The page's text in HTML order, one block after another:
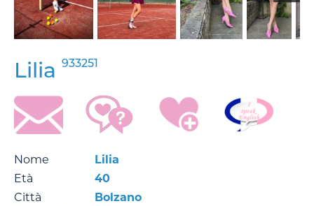
Lilia 933251
Nome
Lilia
Età
40
Città
Bolzano